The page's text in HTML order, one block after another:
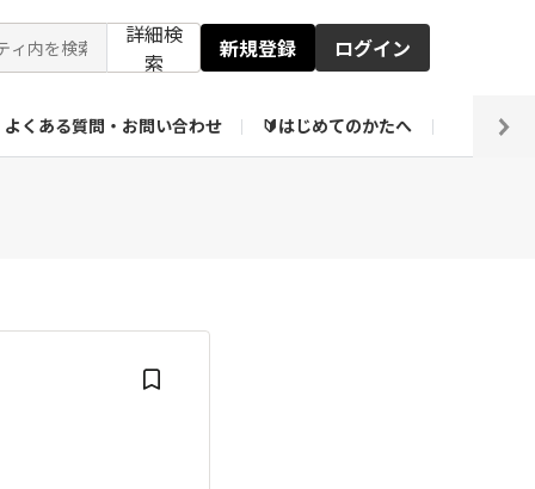
詳細検
索
新規登録 ログイン
よくある質問・お問い合わせ 🔰はじめてのかたへ 編集